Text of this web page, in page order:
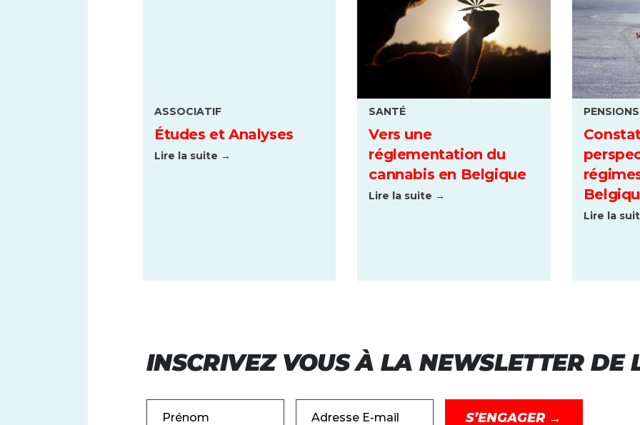
ASSOCIATIF
Études et Analyses
Lire la suite →
SANTÉ
Vers une
réglementation du
cannabis en Belgique
Lire la suite →
PENSIONS
Lire la
INSCRIVEZ VOUS À LA NEWSLETTER DE
Prénom Adresse E-mail